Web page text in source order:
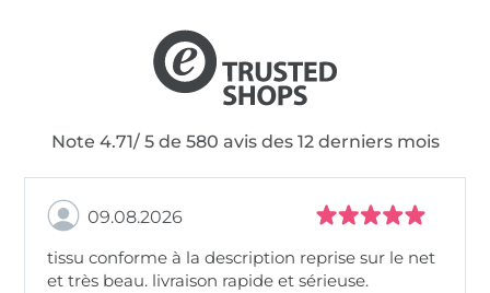
Note 4.71/ 5 de 580 avis des 12 derniers mois
09.08.2026
tissu conforme à la description reprise sur le net
et très beau. livraison rapide et sérieuse.